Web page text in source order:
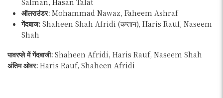
Salman, Hasan Talat
ऑलराउंडर: Mohammad Nawaz, Faheem Ashraf
गेंदबाज: Shaheen Shah Afridi (कप्तान), Haris Rauf, Naseem
Shah
पावरप्ले में गेंदबाजी: Shaheen Afridi, Haris Rauf, Naseem Shah
अंतिम ओवर: Haris Rauf, Shaheen Afridi